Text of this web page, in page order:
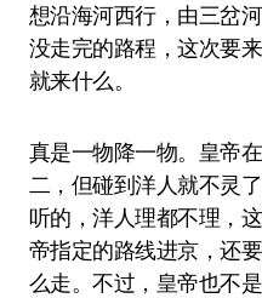
想沿海河西行，由三岔
没走完的路程，这次要
就来什么。
真是一物降一物。皇帝
二，但碰到洋人就不灵
听的，洋人理都不理，
帝指定的路线进京，还
么走。不过，皇帝也不